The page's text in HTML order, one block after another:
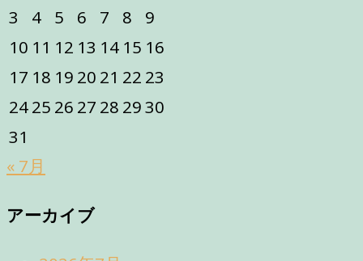
3
4 5 6 7 8
9
10 11 12 13 14 15 16
17 18 19 20 21 22 23
2425 26 27 28 2930
31
« 7月
アーカイブ